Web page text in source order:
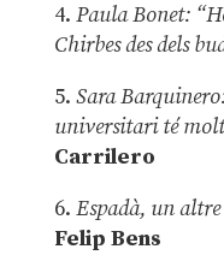
4. Paula Bonet:
Chirbes des dels
5. Sara
universitari té
Carrilero
6. Espadà, un altre
Felip Bens